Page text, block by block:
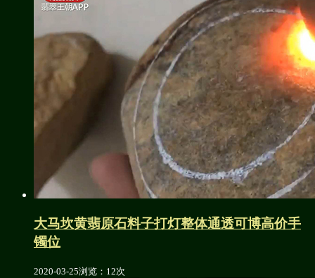
大马坎黄翡原石料子打灯整体通透可博高价手
镯位
2020-03-25浏览：12次